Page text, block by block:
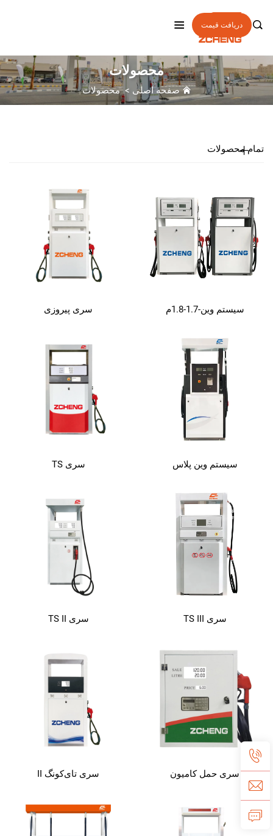
 دریافت قیمت
محصولات
صفحه اصلی >محصولات
تمام محصولات
سیستم وین-1.7-1.8م سری پیروزی
سیستم وین پلاس سری TS
سری TS III سری TS II
سری حمل کامیون سری تای‌کونگ II